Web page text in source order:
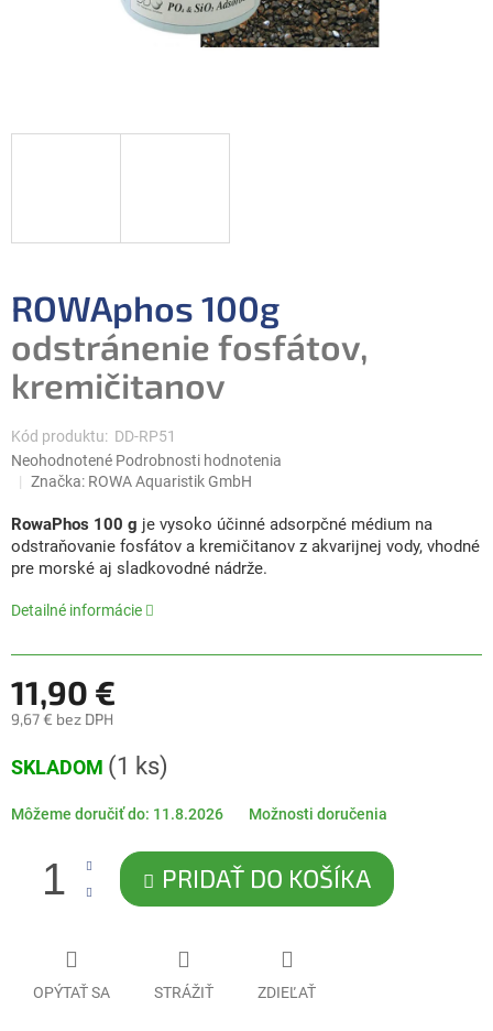
ROWAphos 100g
odstránenie fosfátov,
kremičitanov
Kód produktu: DD-RP51
Priemerné
hodnotenie
je
0,0
z
hviezdičiek.
Neohodnotené Podrobnosti hodnotenia
Značka: ROWA Aquaristik GmbH
RowaPhos 100 g je vysoko účinné adsorpčné médium na
odstraňovanie fosfátov a kremičitanov z akvarijnej vody, vhodné
pre morské aj sladkovodné nádrže.
Detailné informácie
11,90 €
9,67 € bez DPH
cena:
SKLADOM (1 ks)
Môžeme doručiť do: 11.8.2026 Možnosti doručenia
PRIDAŤ DO KOŠÍKA
OPÝTAŤ SA STRÁŽIŤ ZDIEĽAŤ